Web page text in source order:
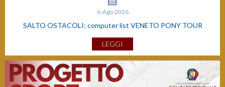
6-Ago-2026
SALTO OSTACOLI: computer list VENETO PONY TOUR
LEGGI